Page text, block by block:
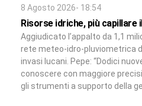
8 Agosto 2026- 18:54
Risorse idriche, più
Aggiudicato l’appalto da 1,1
rete meteo-idro-pluviometrica
invasi lucani. Pepe: “Dodici
conoscere con maggiore
gli strumenti a supporto della